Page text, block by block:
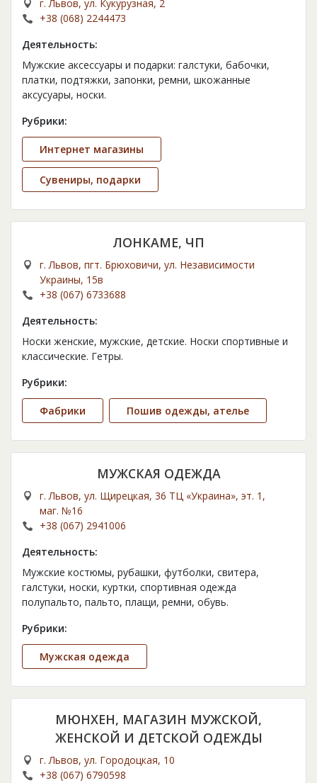
г. Львов, ул. Кукурузная, 2
+38 (068) 2244473
Деятельность:
Мужские аксессуары и подарки: галстуки, бабочки,
платки, подтяжки, запонки, ремни, шкожанные
аксусуары, носки.
Рубрики:
Интернет магазины
Сувениры, подарки
ЛОНКАМЕ, ЧП
г. Львов, пгт. Брюховичи, ул. Независимости
Украины, 15в
+38 (067) 6733688
Деятельность:
Носки женские, мужские, детские. Носки спортивные и
классические. Гетры.
Рубрики:
Фабрики Пошив одежды, ателье
МУЖСКАЯ ОДЕЖДА
г. Львов, ул. Щирецкая, 36 ТЦ «Украина», эт. 1,
маг. №16
+38 (067) 2941006
Деятельность:
Мужские костюмы, рубашки, футболки, свитера,
галстуки, носки, куртки, спортивная одежда
полупальто, пальто, плащи, ремни, обувь.
Рубрики:
Мужская одежда
МЮНХЕН, МАГАЗИН МУЖСКОЙ,
ЖЕНСКОЙ И ДЕТСКОЙ ОДЕЖДЫ
г. Львов, ул. Городоцкая, 10
+38 (067) 6790598